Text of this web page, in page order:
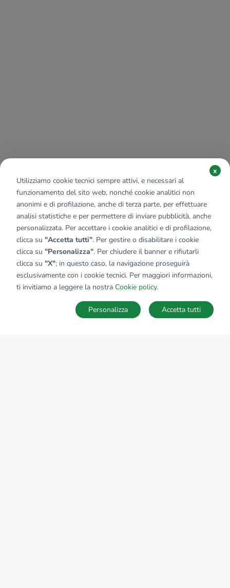
SALVA RICERCA
Utilizziamo cookie tecnici sempre attivi, e necessari al
funzionamento del sito web, nonché cookie analitici non
anonimi e di profilazione, anche di terza parte, per effettuare
analisi statistiche e per permettere di inviare pubblicità, anche
personalizzata. Per accettare i cookie analitici e di profilazione,
clicca su "Accetta tutti". Per gestire o disabilitare i cookie
clicca su "Personalizza". Per chiudere il banner e rifiutarli
clicca su "X"; in questo caso, la navigazione proseguirà
esclusivamente con i cookie tecnici. Per maggiori informazioni,
ti invitiamo a leggere la nostra Cookie policy.
x
Accetta tutti
Personalizza